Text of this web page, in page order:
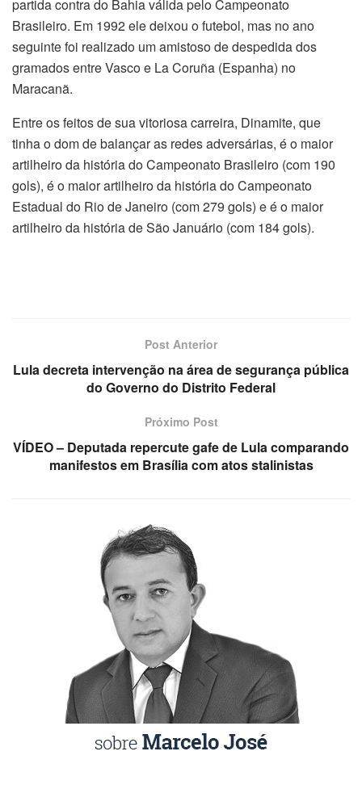
partida contra do Bahia válida pelo Campeonato
Brasileiro. Em 1992 ele deixou o futebol, mas no ano
seguinte foi realizado um amistoso de despedida dos
gramados entre Vasco e La Coruña (Espanha) no
Maracanã.
Entre os feitos de sua vitoriosa carreira, Dinamite, que
tinha o dom de balançar as redes adversárias, é o maior
artilheiro da história do Campeonato Brasileiro (com 190
gols), é o maior artilheiro da história do Campeonato
Estadual do Rio de Janeiro (com 279 gols) e é o maior
artilheiro da história de São Januário (com 184 gols).
Post Anterior
Lula decreta intervenção na área de segurança pública
do Governo do Distrito Federal
Próximo Post
VÍDEO – Deputada repercute gafe de Lula comparando
manifestos em Brasília com atos stalinistas